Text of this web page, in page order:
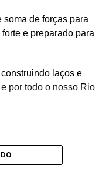
de forças para
e preparado para
laços e
por todo o nosso Rio